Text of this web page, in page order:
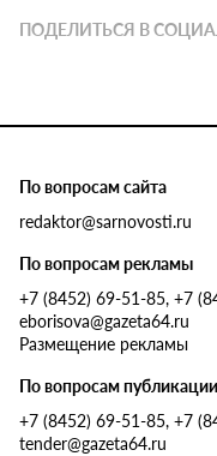
ПОДЕЛИТЬСЯ В
По вопросам сайта
redaktor@sarnovosti.ru
По вопросам рекламы
+7 (8452) 69-51-85, +7
eborisova@gazeta64.ru
Размещение рекламы
По вопросам
+7 (8452) 69-51-85, +7
tender@gazeta64.ru